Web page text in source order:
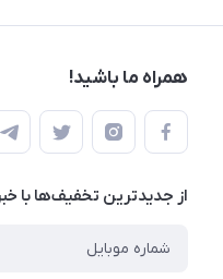
همراه ما باشید!
از جدید‌ترین تخفیف‌ها با‌